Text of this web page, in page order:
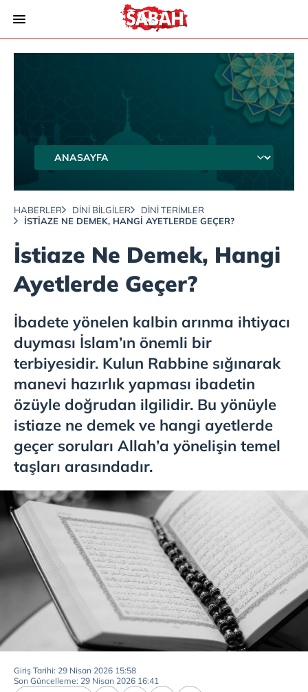
HABERLER DINI BILGILER
DINI TERIMLER
İSTIAZE NE DEMEK, HANGI AYETLERDE GEÇER?
İstiaze Ne Demek, Hangi
Ayetlerde Geçer?
İbadete yönelen kalbin arınma ihtiyacı
duyması İslam’ın önemli bir
terbiyesidir. Kulun Rabbine sığınarak
manevi hazırlık yapması ibadetin
özüyle doğrudan ilgilidir. Bu yönüyle
ı̇stiaze ne demek ve hangi ayetlerde
geçer soruları Allah’a yönelişin temel
taşları arasındadır.
Giriş Tarihi: 29 Nisan 2026 15:58
Son Güncelleme: 29 Nisan 2026 16:41